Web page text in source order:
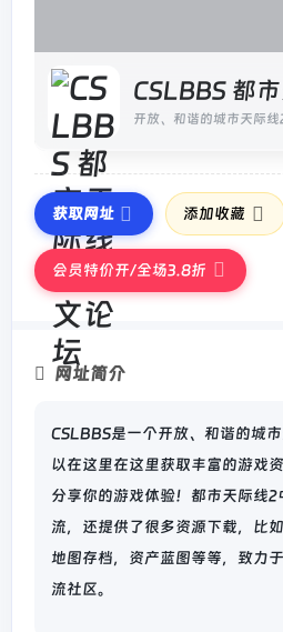
开放、和谐的城市天际线
获取网址 添加收藏
会员特价开/全场3.8折
网址简介
CSLBBS是一个开放、和谐的城
以在这里在这里获取丰富的游戏
分享你的游戏体验！都市天际线
流，还提供了很多资源下载，比
地图存档，资产蓝图等等，致力
流社区。